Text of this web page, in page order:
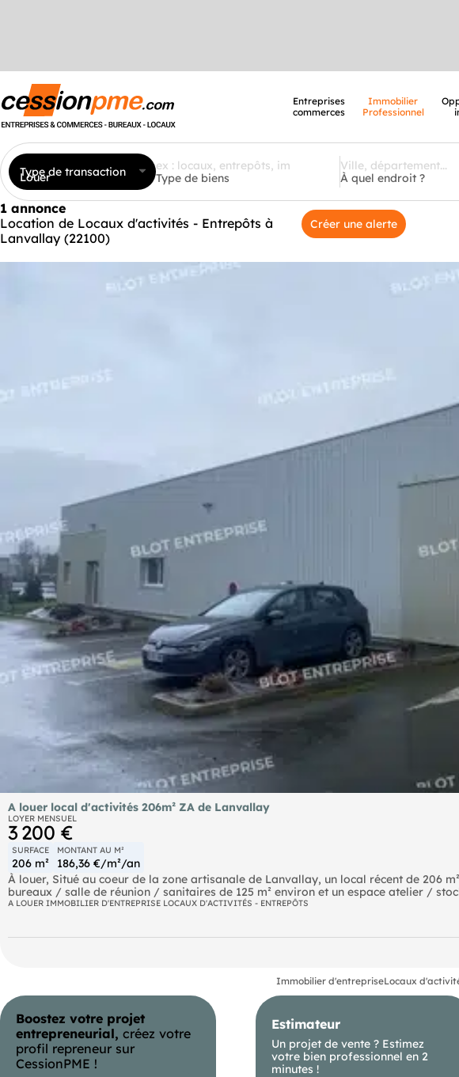
Entreprises
commerces
Immobilier
Professionnel
Type de transaction
Louer Type de biens À quel endroit ?
1 annonce
Location de Locaux d'activités - Entrepôts à
Lanvallay (22100)
Créer une alerte
A louer local d'activités 206m² ZA de Lanvallay
LOYER MENSUEL
3 200 €
SURFACE
206 m²
MONTANT AU M²
186,36 €/m²/an
À louer, Situé au coeur de la zone artisanale de Lanvallay, un local récent de 206
bureaux / salle de réunion / sanitaires de 125 m² environ et un espace atelier /
sectionnelle. Idéalement situé dans une zone d'activités dynamique et à proximité
A LOUER IMMOBILIER D'ENTREPRISE LOCAUX D'ACTIVITÉS - ENTREPÔTS
Immobilier d'entrepriseLocaux
Boostez votre projet
entrepreneurial, créez votre
profil repreneur sur
CessionPME !
Estimateur
Un projet de vente ? Estimez
votre bien professionnel en 2
minutes !